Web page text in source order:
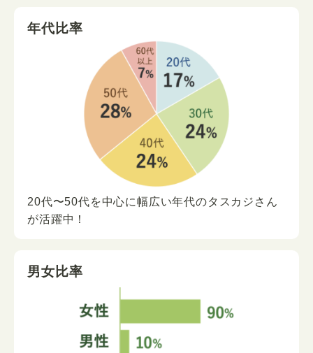
年代比率
20代〜50代を中心に幅広い年代のタスカジさん
が活躍中！
男女比率